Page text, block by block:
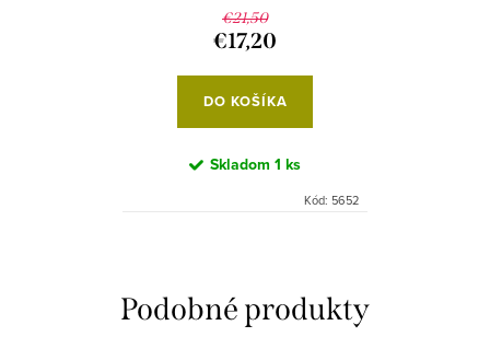
€21,50
€17,20
DO KOŠÍKA
Skladom 1 ks
Kód: 5652